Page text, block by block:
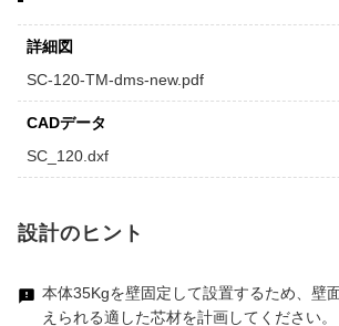
詳細図
SC-120-TM-dms-new.pdf
CADデータ
SC_120.dxf
設計のヒント
本体35Kgを壁固定して設置するため、壁
えられる適した芯材を計画してください。